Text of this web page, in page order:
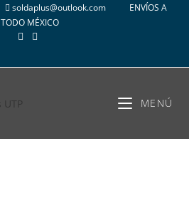
soldaplus@outlook.com
ENVÍOS A
TODO MÉXICO
MENÚ